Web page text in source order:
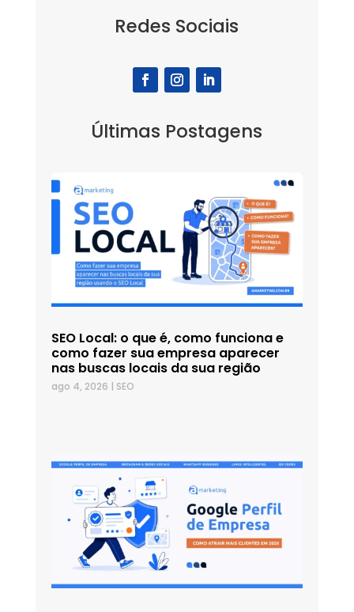
Redes Sociais
Últimas Postagens
SEO Local: o que é, como funciona e
como fazer sua empresa aparecer
nas buscas locais da sua região
ago 4, 2026 | SEO